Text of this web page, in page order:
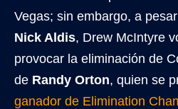
Vegas; sin embargo, a
Nick Aldis, Drew McIntyre
provocar la eliminación de
de Randy Orton, quien se
ganador de Elimination